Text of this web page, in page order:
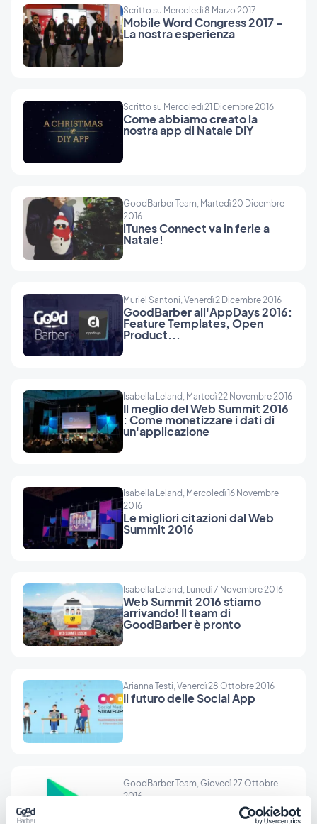
Scritto su Mercoledì 8 Marzo 2017
Mobile Word Congress 2017 -
La nostra esperienza
Scritto su Mercoledì 21 Dicembre 2016
Come abbiamo creato la
nostra app di Natale DIY
GoodBarber Team, Martedì 20 Dicembre
2016
iTunes Connect va in ferie a
Natale!
Muriel Santoni, Venerdì 2 Dicembre 2016
GoodBarber all'AppDays 2016:
Feature Templates, Open
Product...
Isabella Leland, Martedì 22 Novembre 2016
Il meglio del Web Summit 2016
: Come monetizzare i dati di
un'applicazione
Isabella Leland, Mercoledì 16 Novembre
2016
Le migliori citazioni dal Web
Summit 2016
Isabella Leland, Lunedì 7 Novembre 2016
Web Summit 2016 stiamo
arrivando! Il team di
GoodBarber è pronto
Arianna Testi, Venerdì 28 Ottobre 2016
Il futuro delle Social App
GoodBarber Team, Giovedì 27 Ottobre
2016
Annuncio di Google Play: é
tempo di controllare il rating